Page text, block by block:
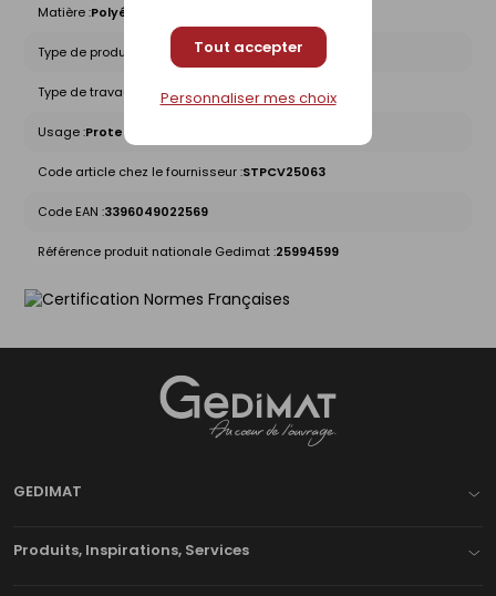
Tout accepter
Personnaliser mes choix
Matière :Polyéthylène
Type de produit : Gaines TPC
Type de travaux : Travaux Publics
Usage :Protection
Code article chez le fournisseur :STPCV25063
Code EAN :3396049022569
Référence produit nationale Gedimat :25994599
GEDIMAT
Produits, Inspirations, Services